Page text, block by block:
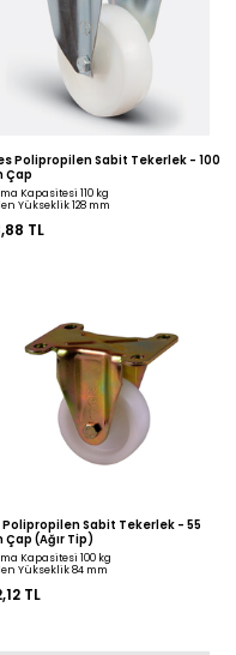
Taşıma Kapasitesi 110 kg
Yerden Yükseklik 128 mm
128,88 TL